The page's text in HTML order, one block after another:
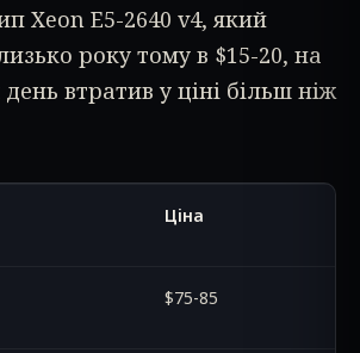
Xeon E5-2640 v4, який
року тому в $15-20, на
втратив у ціні більш ніж
Ціна
$75-85